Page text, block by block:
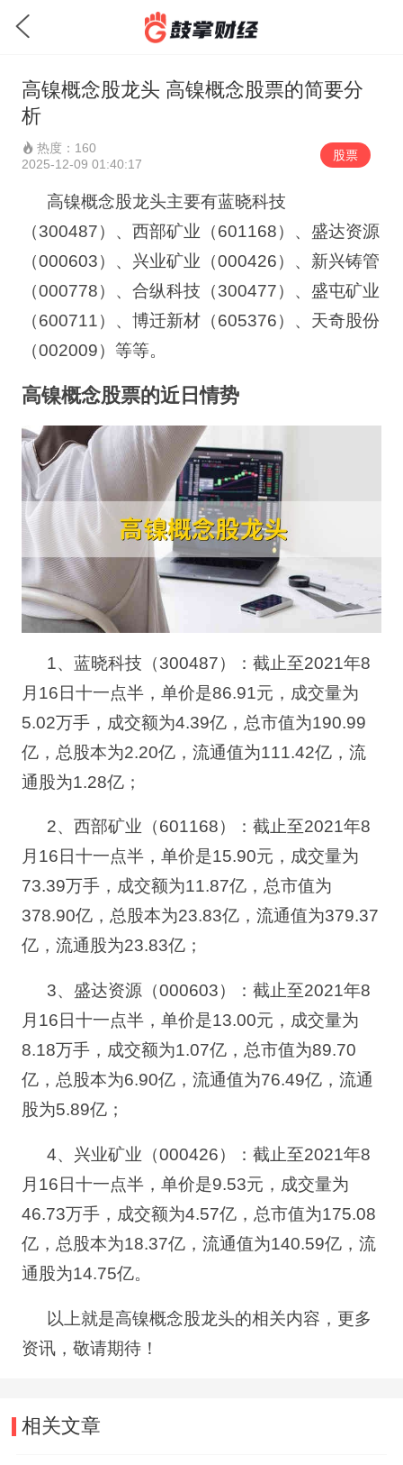
高镍概念股龙头 高镍概念股票的简要分
析
热度：160
2025-12-09 01:40:17
股票
高镍概念股龙头主要有蓝晓科技
（300487）、西部矿业（601168）、盛达资源
（000603）、兴业矿业（000426）、新兴铸管
（000778）、合纵科技（300477）、盛屯矿业
（600711）、博迁新材（605376）、天奇股份
（002009）等等。
高镍概念股票的近日情势
1、 蓝晓科技（300487） ： 截止至2021年8
月16日十一点半，单价是86.91元， 成交量为
5.02万手，成交额为4.39亿，总市值为190.99
亿，总股本为2.20亿，流通值为111.42亿，流
通股为1.28亿；
2、 西部矿业（601168） ： 截止至2021年8
月16日十一点半，单价是15.90元， 成交量为
73.39万手，成交额为11.87亿，总市值为
378.90亿，总股本为23.83亿，流通值为379.37
亿，流通股为23.83亿；
3、 盛达资源（000603） ： 截止至2021年8
月16日十一点半，单价是13.00元， 成交量为
8.18万手，成交额为1.07亿，总市值为89.70
亿，总股本为6.90亿，流通值为76.49亿，流通
股为5.89亿；
4、 兴业矿业（000426） ： 截止至2021年8
月16日十一点半，单价是9.53元， 成交量为
46.73万手，成交额为4.57亿，总市值为175.08
亿，总股本为18.37亿，流通值为140.59亿，流
通股为14.75亿。
以上就是高镍概念股龙头的相关内容，更多
资讯，敬请期待！
相关文章